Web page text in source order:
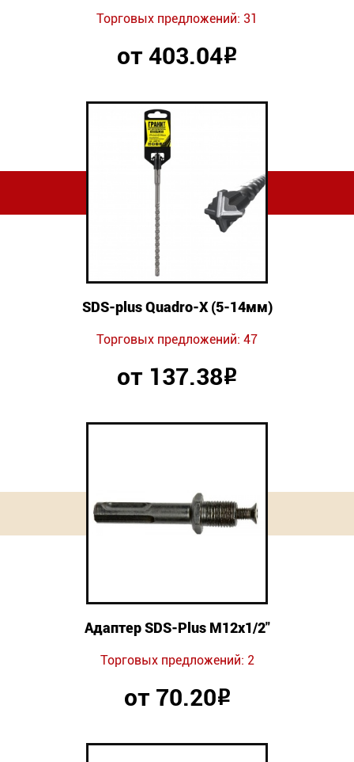
Торговых предложений: 31
от 403.04Р
SDS-plus Quadro-X (5-14мм)
Торговых предложений: 47
от 137.38Р
Адаптер SDS-Plus М12х1/2"
Торговых предложений: 2
от 70.20Р